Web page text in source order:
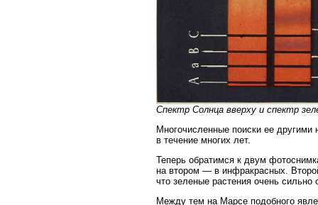
Спектр Солнца вверху и спектр
Многочисленные поиски ее другими
в течение многих лет.
Теперь обратимся к двум
на втором — в инфракрасных.
что зеленые растения очень
Между тем на Марсе подобного